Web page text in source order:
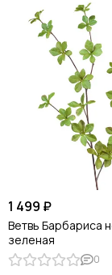
1 499 ₽
Ветвь Барбариса
зеленая
0